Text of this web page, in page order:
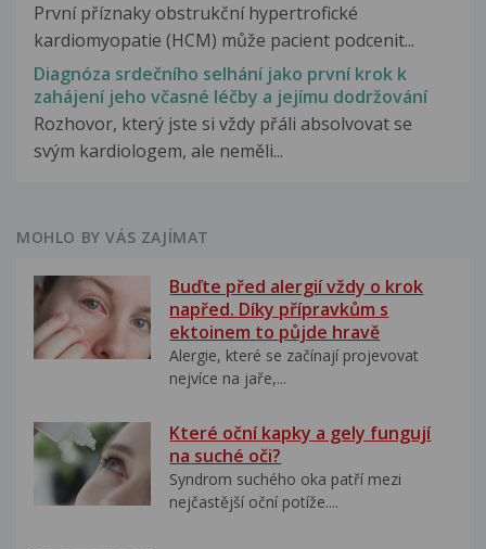
První příznaky obstrukční hypertrofické
kardiomyopatie (HCM) může pacient podcenit...
Diagnóza srdečního selhání jako první krok k
zahájení jeho včasné léčby a jejímu dodržování
Rozhovor, který jste si vždy přáli absolvovat se
svým kardiologem, ale neměli...
MOHLO BY VÁS ZAJÍMAT
Buďte před alergií vždy o krok
napřed. Díky přípravkům s
ektoinem to půjde hravě
Alergie, které se začínají projevovat
nejvíce na jaře,...
Které oční kapky a gely fungují
na suché oči?
Syndrom suchého oka patří mezi
nejčastější oční potíže....